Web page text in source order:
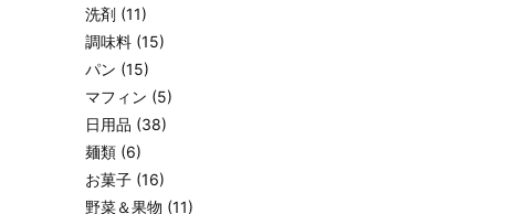
洗剤 (11)
調味料 (15)
パン (15)
マフィン (5)
日用品 (38)
麺類 (6)
お菓子 (16)
野菜＆果物 (11)